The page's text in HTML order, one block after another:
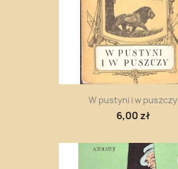
W pustyni i w puszczy
6,00 zł